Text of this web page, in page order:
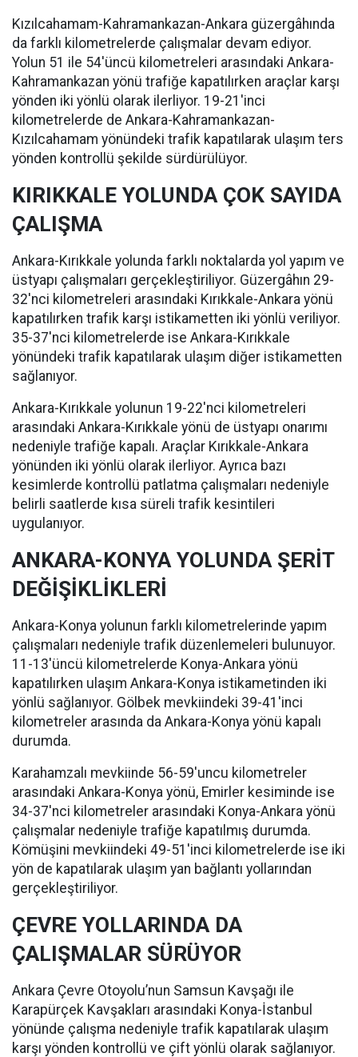
Kızılcahamam-Kahramankazan-Ankara güzergâhında
da farklı kilometrelerde çalışmalar devam ediyor.
Yolun 51 ile 54'üncü kilometreleri arasındaki Ankara-
Kahramankazan yönü trafiğe kapatılırken araçlar karşı
yönden iki yönlü olarak ilerliyor. 19-21'inci
kilometrelerde de Ankara-Kahramankazan-
Kızılcahamam yönündeki trafik kapatılarak ulaşım ters
yönden kontrollü şekilde sürdürülüyor.
KIRIKKALE YOLUNDA ÇOK SAYIDA
ÇALIŞMA
Ankara-Kırıkkale yolunda farklı noktalarda yol yapım ve
üstyapı çalışmaları gerçekleştiriliyor. Güzergâhın 29-
32'nci kilometreleri arasındaki Kırıkkale-Ankara yönü
kapatılırken trafik karşı istikametten iki yönlü veriliyor.
35-37'nci kilometrelerde ise Ankara-Kırıkkale
yönündeki trafik kapatılarak ulaşım diğer istikametten
sağlanıyor.
Ankara-Kırıkkale yolunun 19-22'nci kilometreleri
arasındaki Ankara-Kırıkkale yönü de üstyapı onarımı
nedeniyle trafiğe kapalı. Araçlar Kırıkkale-Ankara
yönünden iki yönlü olarak ilerliyor. Ayrıca bazı
kesimlerde kontrollü patlatma çalışmaları nedeniyle
belirli saatlerde kısa süreli trafik kesintileri
uygulanıyor.
ANKARA-KONYA YOLUNDA ŞERİT
DEĞİŞİKLİKLERİ
Ankara-Konya yolunun farklı kilometrelerinde yapım
çalışmaları nedeniyle trafik düzenlemeleri bulunuyor.
11-13'üncü kilometrelerde Konya-Ankara yönü
kapatılırken ulaşım Ankara-Konya istikametinden iki
yönlü sağlanıyor. Gölbek mevkiindeki 39-41'inci
kilometreler arasında da Ankara-Konya yönü kapalı
durumda.
Karahamzalı mevkiinde 56-59'uncu kilometreler
arasındaki Ankara-Konya yönü, Emirler kesiminde ise
34-37'nci kilometreler arasındaki Konya-Ankara yönü
çalışmalar nedeniyle trafiğe kapatılmış durumda.
Kömüşini mevkiindeki 49-51'inci kilometrelerde ise iki
yön de kapatılarak ulaşım yan bağlantı yollarından
gerçekleştiriliyor.
ÇEVRE YOLLARINDA DA
ÇALIŞMALAR SÜRÜYOR
Ankara Çevre Otoyolu’nun Samsun Kavşağı ile
Karapürçek Kavşakları arasındaki Konya-İstanbul
yönünde çalışma nedeniyle trafik kapatılarak ulaşım
karşı yönden kontrollü ve çift yönlü olarak sağlanıyor.